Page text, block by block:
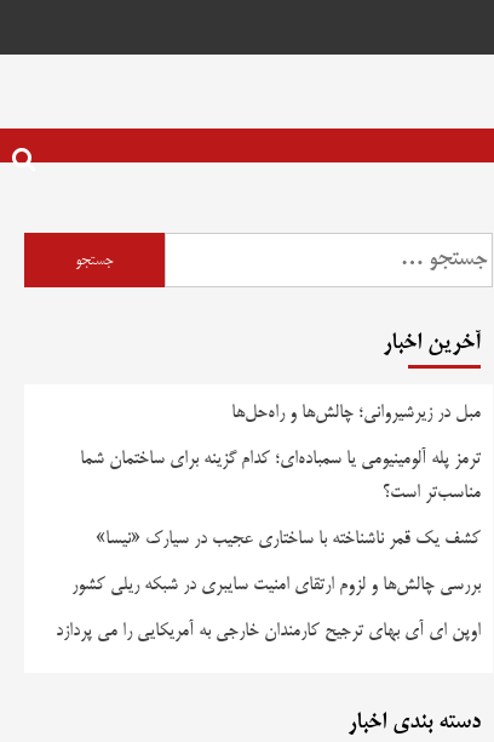
جستجو
برای:
آخرین اخبار
مبل در زیرشیروانی؛ چالش‌ها و راه‌حل‌ها
ترمز پله آلومینیومی یا سمباده‌ای؛ کدام گزینه برای ساختمان شما
مناسب‌تر است؟
کشف یک قمر ناشناخته با ساختاری عجیب در سیارک «نیسا»
بررسی چالش‌ها و لزوم ارتقای امنیت سایبری در شبکه ریلی کشور
اوپن ای آی بهای ترجیح کارمندان خارجی به آمریکایی را می پردازد
دسته بندی اخبار